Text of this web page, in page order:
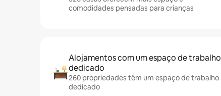
comodidades pensadas para crianças
Alojamentos com um espaço de trabalho
dedicado
260 propriedades têm um espaço de trabalho
dedicado